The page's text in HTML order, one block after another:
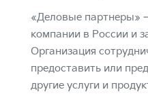
«Деловые партнеры»
компании в России и
Организация
предоставить или
другие услуги и